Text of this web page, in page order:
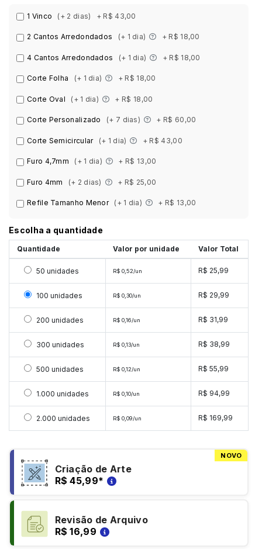
1 Vinco (+ 2 dias) + R$ 43,00
2 Cantos Arredondados (+ 1 dia) + R$ 18,00
4 Cantos Arredondados (+ 1 dia) + R$ 18,00
Corte Folha (+ 1 dia) + R$ 18,00
Corte Oval (+ 1 dia) + R$ 18,00
Corte Personalizado (+ 7 dias) + R$ 60,00
Corte Semicircular (+ 1 dia) + R$ 43,00
Furo 4,7mm (+ 1 dia) + R$ 13,00
Furo 4mm (+ 2 dias) + R$ 25,00
Refile Tamanho Menor (+ 1 dia) + R$ 13,00
Escolha a quantidade
Quantidade Valor por unidade Valor Total
Selecionar 50 unidades
50 unidades R$ 0,52/un R$ 25,99
Selecionar 100 unidades
100 unidades R$ 0,30/un R$ 29,99
Selecionar 200 unidades
200 unidades R$ 0,16/un R$ 31,99
Selecionar 300 unidades
300 unidades R$ 0,13/un R$ 38,99
Selecionar 500 unidades
500 unidades R$ 0,12/un R$ 55,99
Selecionar 1000 unidades
1.000 unidades R$ 0,10/un R$ 94,99
Selecionar 2000 unidades
2.000 unidades R$ 0,09/un R$ 169,99
NOVO
Criação de Arte
R$ 45,99*
Revisão de Arquivo
R$ 16,99